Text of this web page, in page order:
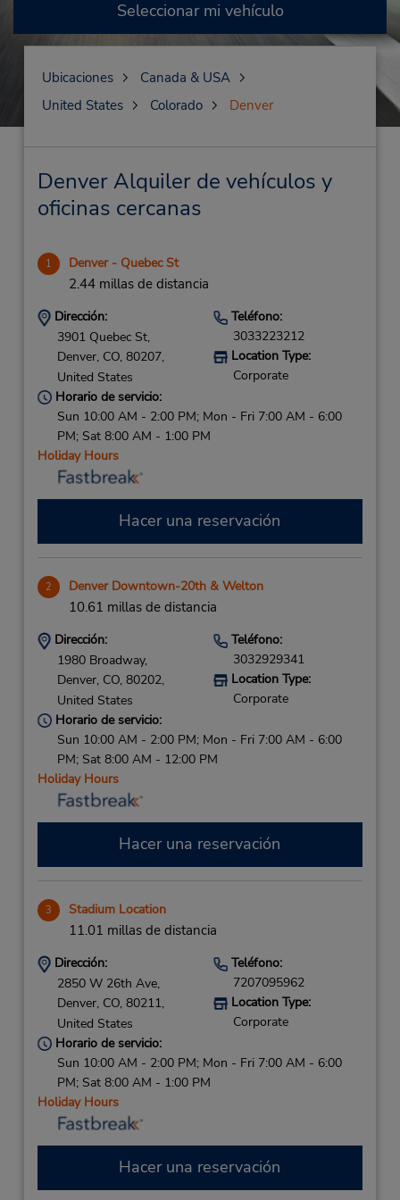
Seleccionar mi vehículo
Ubicaciones
Canada & USA
United States
Colorado Denver
Denver Alquiler de vehículos y
oficinas cercanas
1 Denver - Quebec St
2.44 millas de distancia
Dirección:
3901 Quebec St,
Denver, CO, 80207,
United States
Teléfono:
3033223212
Location Type:
Corporate
Horario de servicio:
Sun 10:00 AM - 2:00 PM; Mon - Fri 7:00 AM - 6:00
PM; Sat 8:00 AM - 1:00 PM
Holiday Hours
Hacer una reservación
2 Denver Downtown-20th & Welton
10.61 millas de distancia
Dirección:
1980 Broadway,
Denver, CO, 80202,
United States
Teléfono:
3032929341
Location Type:
Corporate
Horario de servicio:
Sun 10:00 AM - 2:00 PM; Mon - Fri 7:00 AM - 6:00
PM; Sat 8:00 AM - 12:00 PM
Holiday Hours
Hacer una reservación
3 Stadium Location
11.01 millas de distancia
Dirección:
2850 W 26th Ave,
Denver, CO, 80211,
United States
Teléfono:
7207095962
Location Type:
Corporate
Horario de servicio:
Sun 10:00 AM - 2:00 PM; Mon - Fri 7:00 AM - 6:00
PM; Sat 8:00 AM - 1:00 PM
Holiday Hours
Hacer una reservación